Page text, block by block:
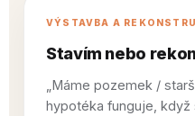
VÝSTAVBA A
Stavím nebo
„Máme pozemek /
hypotéka funguje, když